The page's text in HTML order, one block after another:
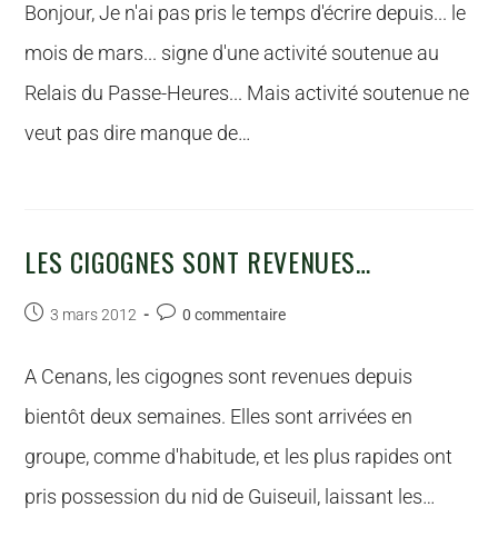
Bonjour, Je n'ai pas pris le temps d'écrire depuis... le
mois de mars... signe d'une activité soutenue au
Relais du Passe-Heures... Mais activité soutenue ne
veut pas dire manque de…
LES CIGOGNES SONT REVENUES…
3 mars 2012 0 commentaire
A Cenans, les cigognes sont revenues depuis
bientôt deux semaines. Elles sont arrivées en
groupe, comme d'habitude, et les plus rapides ont
pris possession du nid de Guiseuil, laissant les…